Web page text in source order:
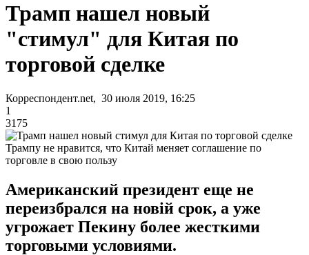
Трамп нашел новый
"стимул" для Китая по
торговой сделке
Корреспондент.net, 30 июля 2019, 16:25
1
3175
Трампу не нравится, что Китай меняет соглашение по
торговле в свою пользу
Американский президент еще не
переизбрался на новій срок, а уже
угрожает Пекину более жесткими
торговыми условиями.